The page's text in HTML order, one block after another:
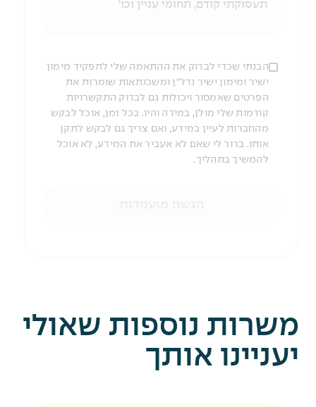
הבנתי שכדי לבדוק את ההתאמה שלי לתפקיד מימון
ישיר ומימון ישיר נדל"ן ומשכנתאות שומרות את
הפרטים שאמסור ויכולות גם לבדוק התקשרויות
קודמות שלי מולן, במידה והיו. בכל זמן, אוכל לבקש
מהחברות לעיין במידע, ואם צריך גם לבקש לתקן
אותו. ברור לי שאם לא אעביר את המידע, לא אוכל
להמשיך בתהליך.
משרות נוספות שאולי
יעניינו אותך